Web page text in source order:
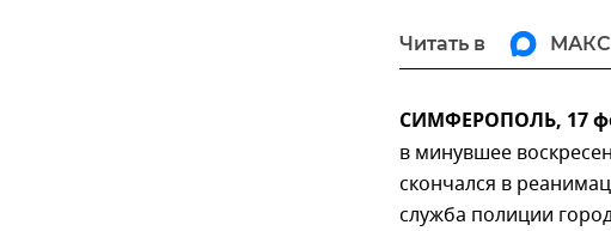
Читать в МАКС
СИМФЕРОПОЛЬ, 17
в минувшее
скончался в
служба полиции